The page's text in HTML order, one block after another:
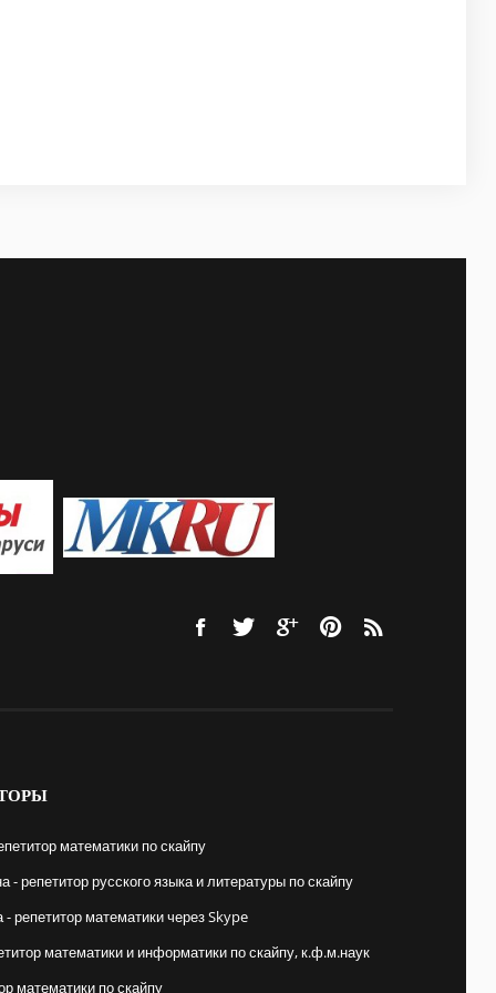
математики по скайпу
- репетитор русского языка и литературы по скайпу
репетитор математики через Skype
математики и информатики по скайпу, к.ф.м.наук
математики по скайпу